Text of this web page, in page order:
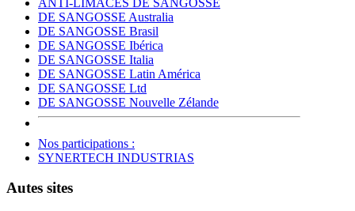
DE SANGOSSE Australia
DE SANGOSSE Brasil
DE SANGOSSE Ibérica
DE SANGOSSE Italia
DE SANGOSSE Latin América
DE SANGOSSE Ltd
DE SANGOSSE Nouvelle Zélande
Nos participations :
SYNERTECH INDUSTRIAS
Autes sites